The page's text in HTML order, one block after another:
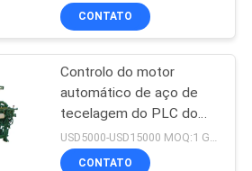
o tear
CONTATO
Controlo do motor
automático de aço de
tecelagem do PLC do
tear da canela de matéria
têxtil
USD5000-USD15000 MOQ:1 GRUPO
CONTATO